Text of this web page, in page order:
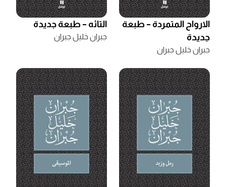
الارواح المتمردة – طبعة
جديدة
جبران خليل جبران
التائه – طبعة جديدة
جبران خليل جبران